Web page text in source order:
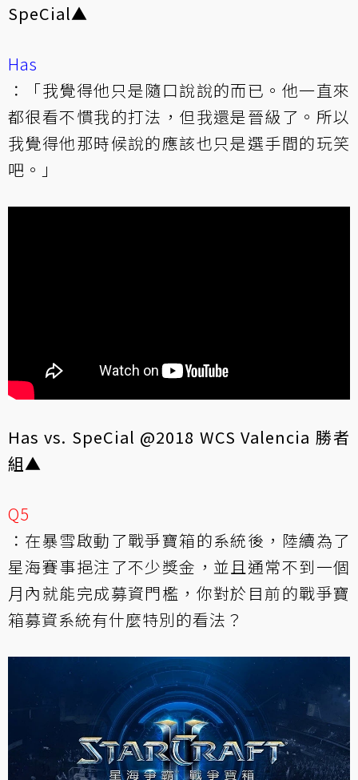
SpeCial▲
Has
：「我覺得他只是隨口說說的而已。他一直來
都很看不慣我的打法，但我還是晉級了。所以
我覺得他那時候說的應該也只是選手間的玩笑
吧。」
Has vs. SpeCial @2018 WCS Valencia 勝者
組▲
Q5
：在暴雪啟動了戰爭寶箱的系統後，陸續為了
星海賽事挹注了不少獎金，並且通常不到一個
月內就能完成募資門檻，你對於目前的戰爭寶
箱募資系統有什麼特別的看法？